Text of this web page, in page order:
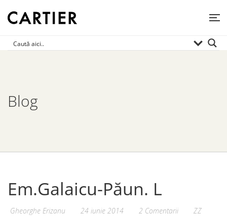
Blog
Em.Galaicu-Păun. L
Gheorghe Erizanu 24 iunie 2014 2 Comentarii
ZZ